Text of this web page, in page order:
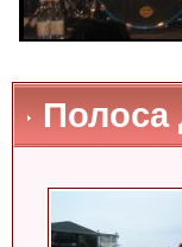
Полоса